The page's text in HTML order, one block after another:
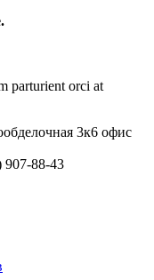
parturient orci at
3к6 офис
907-88-43